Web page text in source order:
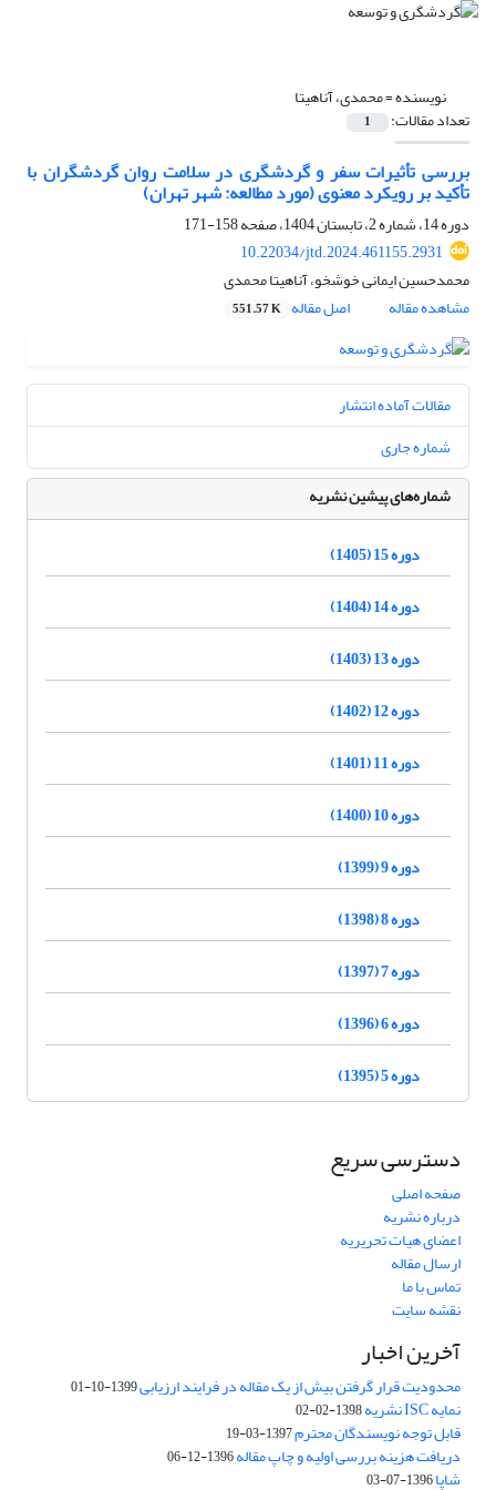
نویسنده =محمدی، آناهیتا
تعداد مقالات: 1
بررسی تأثیرات سفر و گردشگری در سلامت روان گردشگران با
تأکید بر رویکرد معنوی (مورد مطالعه: شهر تهران)
دوره 14، شماره 2، تابستان 1404، صفحه
158-171
10.22034/jtd.2024.461155.2931
محمدحسین ایمانی خوشخو، آناهیتا محمدی
مشاهده مقاله
اصل مقاله 551.57 K
مقالات آماده انتشار
شماره جاری
شماره‌های پیشین نشریه
دوره 15 (1405)
دوره 14 (1404)
دوره 13 (1403)
دوره 12 (1402)
دوره 11 (1401)
دوره 10 (1400)
دوره 9 (1399)
دوره 8 (1398)
دوره 7 (1397)
دوره 6 (1396)
دوره 5 (1395)
دسترسی سریع
صفحه اصلی
درباره نشریه
اعضای هیات تحریریه
ارسال مقاله
تماس با ما
نقشه سایت
آخرین اخبار
محدودیت قرار گرفتن بیش از یک مقاله در فرایند ارزیابی1399-10-01
نمایه ISC نشریه 1398-02-02
قابل توجه نویسندگان محترم1397-03-19
دریافت هزینه بررسی اولیه و چاپ مقاله1396-12-06
شاپا1396-07-03